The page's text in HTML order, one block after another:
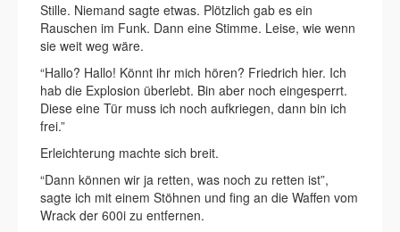
Stille. Niemand sagte etwas. Plötzlich gab es ein
Rauschen im Funk. Dann eine Stimme. Leise, wie wenn
sie weit weg wäre.
“Hallo? Hallo! Könnt ihr mich hören? Friedrich hier. Ich
hab die Explosion überlebt. Bin aber noch eingesperrt.
Diese eine Tür muss ich noch aufkriegen, dann bin ich
frei.”
Erleichterung machte sich breit.
“Dann können wir ja retten, was noch zu retten ist”,
sagte ich mit einem Stöhnen und fing an die Waffen vom
Wrack der 600i zu entfernen.